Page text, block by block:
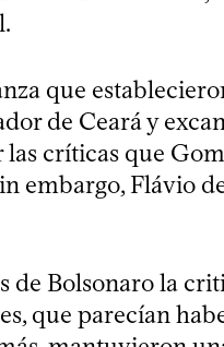
que
de Ceará y
críticas que
embargo, Flávio
de Bolsonaro la
que parecían